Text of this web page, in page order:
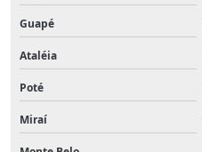
Guapé
Ataléia
Poté
Miraí